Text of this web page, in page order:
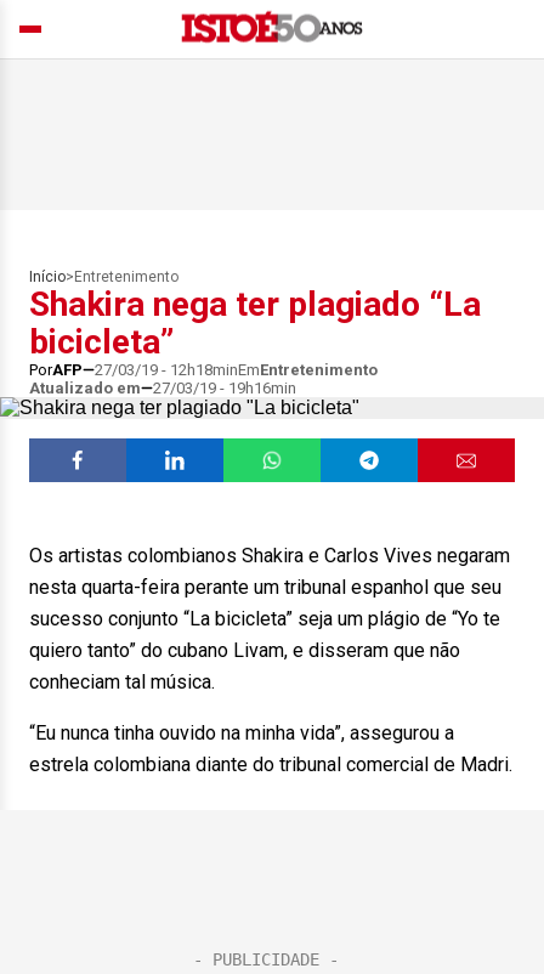
Início> Entretenimento
Shakira nega ter plagiado “La
bicicleta”
PorAFP 27/03/19 - 12h18minEmEntretenimento
Atualizado em
27/03/19 - 19h16min
Os artistas colombianos Shakira e Carlos Vives negaram
nesta quarta-feira perante um tribunal espanhol que seu
sucesso conjunto “La bicicleta” seja um plágio de “Yo te
quiero tanto” do cubano Livam, e disseram que não
conheciam tal música.
“Eu nunca tinha ouvido na minha vida”, assegurou a
estrela colombiana diante do tribunal comercial de Madri.